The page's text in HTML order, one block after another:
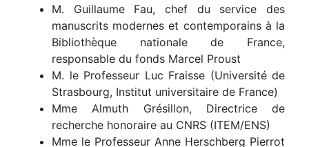
M. Guillaume Fau, chef du service des
manuscrits modernes et contemporains à la
Bibliothèque nationale de France,
responsable du fonds Marcel Proust
M. le Professeur Luc Fraisse (Université de
Strasbourg, Institut universitaire de France)
Mme Almuth Grésillon, Directrice de
recherche honoraire au CNRS (ITEM/ENS)
Mme le Professeur Anne Herschberg Pierrot